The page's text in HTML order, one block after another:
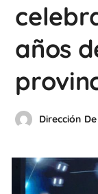
años
Dirección